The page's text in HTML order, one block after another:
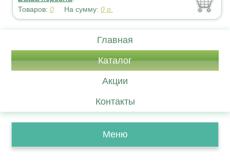
Товаров:0 На сумму:0 р.
Главная
Каталог
Акции
Контакты
Меню